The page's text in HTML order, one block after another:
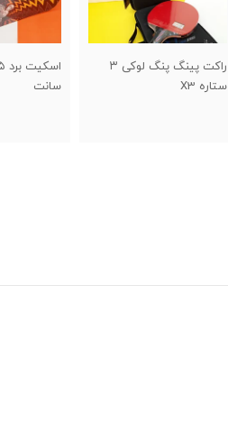
اسکیت برد ۶۵ سانت و ۷۵
سانت
تیر دروازه